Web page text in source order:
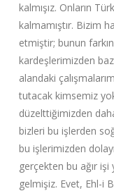
kalmışız. Onların
kalmamıştır. Bizim
etmiştir; bunun
kardeşlerimizden
alandaki
tutacak kimsemiz
düzelttiğimizden
bizleri bu işlerden
bu işlerimizden
gerçekten bu ağır işi
gelmişiz. Evet, Ehl-i